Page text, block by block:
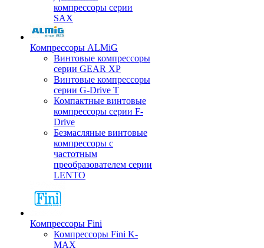
компрессоры серии
SAX
Компрессоры ALMiG
Винтовые компрессоры
серии GEAR XP
Винтовые компрессоры
серии G-Drive T
Компактные винтовые
компрессоры серии F-
Drive
Безмасляные винтовые
компрессоры с
частотным
преобразователем серии
LENTO
Компрессоры Fini
Компрессоры Fini K-
MAX